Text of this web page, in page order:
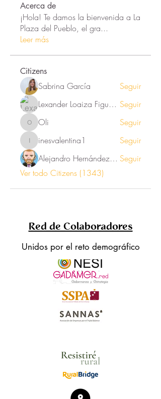
Acerca de
¡Hola! Te damos la bienvenida a La
Plaza del Pueblo, el gra...
Leer más
Citizens
Sabrina García
Seguir
Lexander Loaiza Figueroa Seguir
Oli Oli Seguir
inesvalentina1
inesvalentina1
Seguir
Alejandro Hernández Renner Seguir
Ver todo Citizens (1343)
Red de Colaboradores
Unidos por el reto demográfico